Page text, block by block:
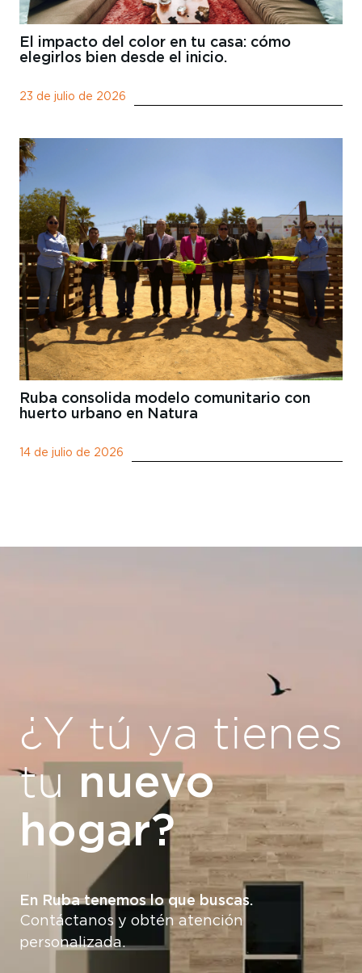
El impacto del color en tu casa: cómo
elegirlos bien desde el inicio.
23 de julio de 2026
Ruba consolida modelo comunitario con
huerto urbano en Natura
14 de julio de 2026
¿Y tú ya tienes
tu nuevo
hogar?
En Ruba tenemos lo que buscas.
Contáctanos y obtén atención
personalizada.